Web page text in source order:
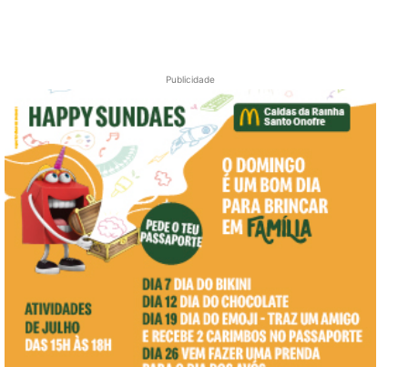
Publicidade